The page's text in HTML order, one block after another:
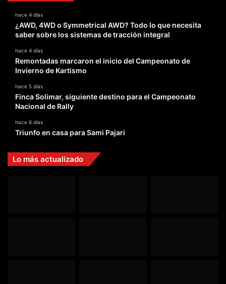
hace 4 días
¿AWD, 4WD o Symmetrical AWD? Todo lo que necesita
saber sobre los sistemas de tracción integral
hace 4 días
Remontadas marcaron el inicio del Campeonato de
Invierno de Kartismo
hace 5 días
Finca Solimar, siguiente destino para el Campeonato
Nacional de Rally
hace 6 días
Triunfo en casa para Sami Pajari
Lo más actualizado